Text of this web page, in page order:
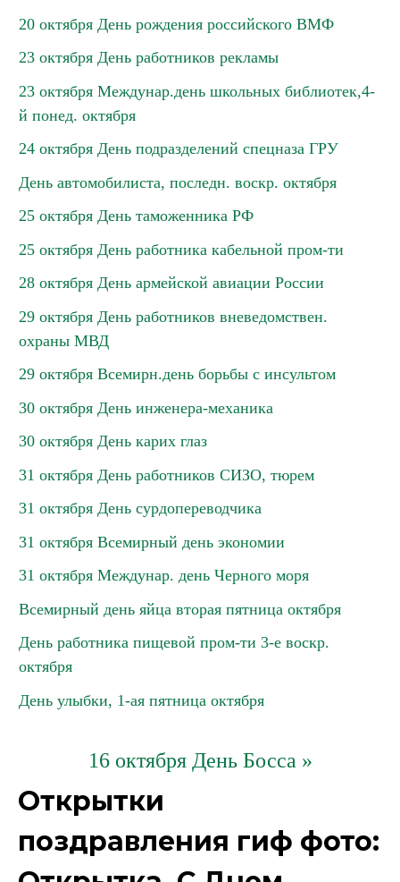
20 октября День рождения российского ВМФ
23 октября День работников рекламы
23 октября Междунар.день школьных библиотек,4-
й понед. октября
24 октября День подразделений спецназа ГРУ
День автомобилиста, последн. воскр. октября
25 октября День таможенника РФ
25 октября День работника кабельной пром-ти
28 октября День армейской авиации России
29 октября День работников вневедомствен.
охраны МВД
29 октября Всемирн.день борьбы с инсультом
30 октября День инженера-механика
30 октября День карих глаз
31 октября День работников СИЗО, тюрем
31 октября День сурдопереводчика
31 октября Всемирный день экономии
31 октября Междунар. день Черного моря
Всемирный день яйца вторая пятница октября
День работника пищевой пром-ти 3-е воскр.
октября
День улыбки, 1-ая пятница октября
16 октября День Босса »
Открытки
поздравления гиф фото: